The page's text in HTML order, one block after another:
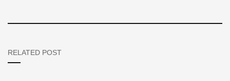
RELATED POST